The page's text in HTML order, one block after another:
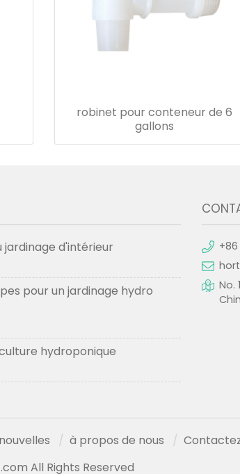
robinet pour conteneur de 6
gallons
d'intérieur
pour un jardinage hydro
hydroponique
+86
No.
nouvelles à propos de nous
All Rights Reserved